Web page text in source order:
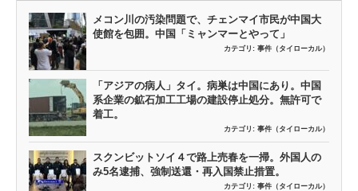
メコン川の汚染問題で、チェンマイ市民が中国大
使館を包囲。中国「ミャンマーとやって」
カテゴリ: 事件（タイローカル）
「アジアの病人」タイ。病巣は中国にあり。中国
系企業の鉱石加工工場の建設停止処分。無許可で
着工。
カテゴリ: 事件（タイローカル）
スクンビットソイ４で路上売春を一掃。外国人の
み5名逮捕、強制送還・再入国禁止措置。
カテゴリ: 事件（タイローカル）